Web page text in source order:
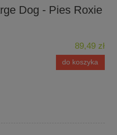
Dog - Pies Roxie
89,49 zł
do koszyka